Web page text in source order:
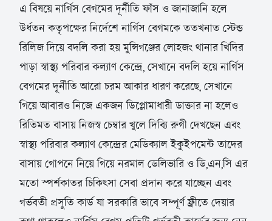
এ বিষয়ে নার্গিস বেগমের দূর্নীতি ফাঁস ও জানাজানি হলে
উর্ধতন কতৃপক্ষের নির্দেশে নার্গিস বেগমকে ততখনাত স্টেন্ড
রিলিজ দিয়ে বদলি করা হয় মুন্সিগঞ্জের লোহজং থানার খিদির
পাড়া স্বাস্থ্য পরিবার কল্যাণ কেন্দ্রে, সেখানে বদলি হয়ে নার্গিস
বেগমের দূর্নীতি আরো চরম আকার ধারণ করেছে, সেখানে
গিয়ে আবারও নিজে একজন ডিপ্লোমাধারী ডাক্তার না হলেও
রিতিমত বাসায় নিজস্ব চেম্বার খুলে দিব্যি রুগী দেখছেন এবং
স্বাস্থ্য পরিবার কল্যাণ কেন্দ্রের মেডিক্যাল ইকুইপমেন্ট তাদের
বাসায় গোপনে নিয়ে গিয়ে নরমাল ডেলিভারি ও ডি,এন,সি এর
মতো স্পর্শকাতর চিকিৎসা সেবা প্রদান করে যাচ্ছেন এবং
গর্ভবতী প্রসুতি কার্ড যা সরকারি ভাবে সম্পূর্ণ ফ্রীতে দেয়ার